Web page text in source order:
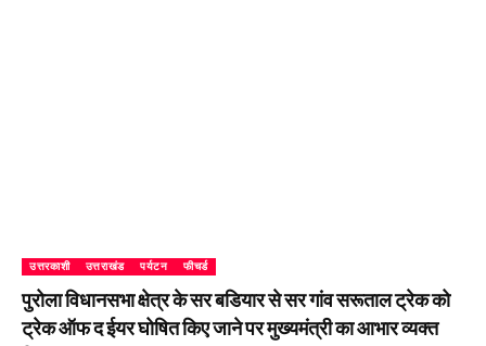
उत्तरकाशी उत्तराखंड पर्यटन फीचर्ड
पुरोला विधानसभा क्षेत्र के सर बडियार से सर गांव सरूताल ट्रेक को
ट्रेक ऑफ द ईयर घोषित किए जाने पर मुख्यमंत्री का आभार व्यक्त